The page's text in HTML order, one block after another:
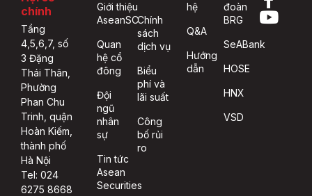
chính
Tầng
4,5,6,7, số
3 Đặng
Thái Thân,
Phường
Phan Chu
Trinh, quận
Hoàn Kiếm,
thành phố
Hà Nội
Tel: 024
6275 8668
Giới thiệu
AseanSC
Quan
hệ cổ
đông
Đội
ngũ
nhân
sự
Tin tức
Asean
Securities
Chính
sách
dịch vụ
Biểu
phí và
lãi suất
Công
bố rủi
ro
hệ
Q&A
Hướng
dẫn
đoàn
BRG
SeABank
HOSE
HNX
VSD